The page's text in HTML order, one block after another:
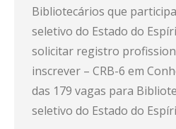
Bibliotecários que
seletivo do Estado do
solicitar registro
inscrever – CRB-6 em
das 179 vagas para
seletivo do Estado do